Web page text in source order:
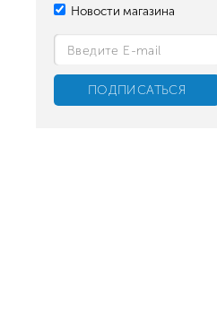
Новости магазина